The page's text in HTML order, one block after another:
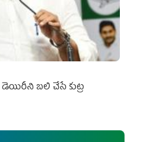
బలి చేసే కుట్ర‌